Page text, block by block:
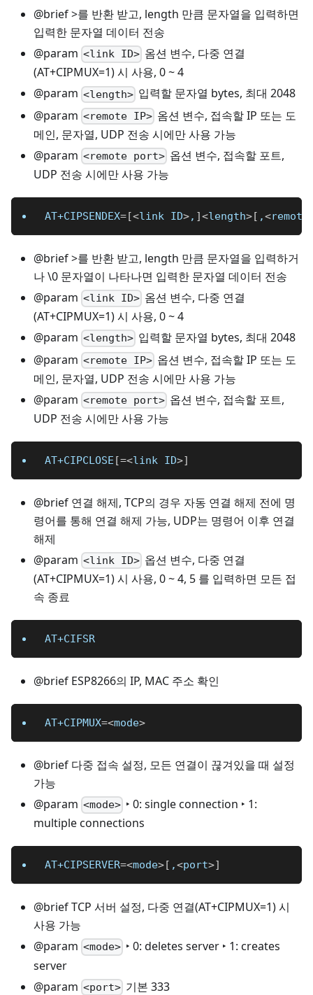
@brief >를 반환 받고, length 만큼 문자열을 입력하면
입력한 문자열 데이터 전송
@param <link ID> 옴션 변수, 다중 연결
(AT+CIPMUX=1) 시 사용, 0 ~ 4
@param <length> 입력할 문자열 bytes, 최대 2048
@param <remote IP> 옴션 변수, 접속할 IP 또는 도
메인, 문자열, UDP 전송 시에만 사용 가능
@param <remote port> 옵션 변수, 접속할 포트,
UDP 전송 시에만 사용 가능
AT+CIPSENDEX=[<link ID>, ]<length>[ ,<
@brief >를 반환 받고, length 만큼 문자열을 입력하거
나 \0 문자열이 나타나면 입력한 문자열 데이터 전송
@param <link ID> 옴션 변수, 다중 연결
(AT+CIPMUX=1) 시 사용, 0 ~ 4
@param <length> 입력할 문자열 bytes, 최대 2048
@param <remote IP> 옵션 변수, 접속할 IP 또는 도
메인, 문자열, UDP 전송 시에만 사용 가능
@param <remote port> 옵션 변수, 접속할 포트,
UDP 전송 시에만 사용 가능
AT+CIPCLOSE [=<link ID>]
@brief 연결 해제, TCP의 경우 자동 연결 해제 전에 명
령어를 통해 연결 해제 가능, UDP는 명령어 이후 연결
해제
@param <link ID> 옵션 변수, 다중 연결
(AT+CIPMUX=1) 시 사용, 0 ~ 4, 5 를 입력하면 모든 접
속 종료
AT+CIFSR
@brief ESP8266의 IP, MAC 주소 확인
AT+CIPMUX=<mode>
@brief 다중 접속 설정, 모든 연결이 끊겨있을 때 설정
가능
@param <mode> ‣ 0: single connection ‣ 1:
multiple connections
AT+CIPSERVER=<mode> [ ,<port>]
@brief TCP 서버 설정, 다중 연결(AT+CIPMUX=1) 시
사용 가능
@param <mode> ‣ 0: deletes server ‣ 1: creates
server
@param <port> 기본 333